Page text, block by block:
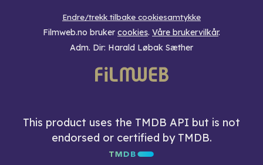
Endre/trekk tilbake cookiesamtykke
Filmweb.no bruker cookies. Våre brukervilkår.
Adm. Dir: Harald Løbak Sæther
This product uses the TMDB API but is not
endorsed or certified by TMDB.